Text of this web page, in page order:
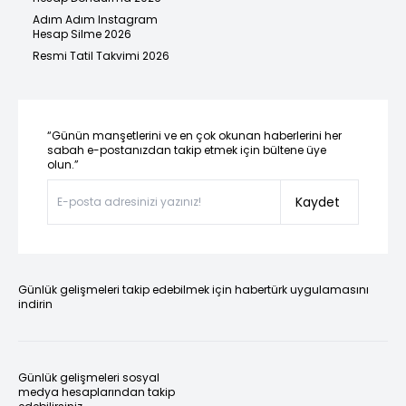
Adım Adım Instagram
Hesap Silme 2026
Resmi Tatil Takvimi 2026
“Günün manşetlerini ve en çok okunan haberlerini her
sabah e-postanızdan takip etmek için bültene üye
olun.”
Kaydet
Günlük gelişmeleri takip edebilmek için habertürk uygulamasını
indirin
Günlük gelişmeleri sosyal
medya hesaplarından takip